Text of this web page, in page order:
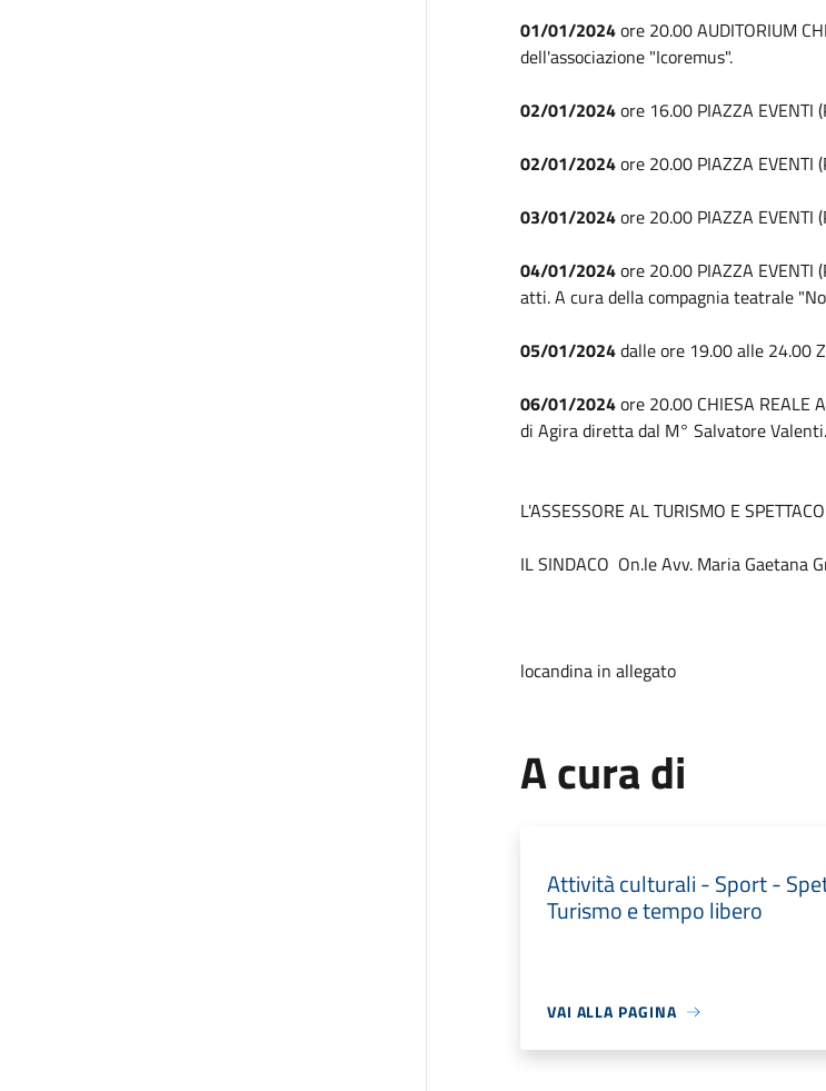
01/01/2024ore 20.00 AUDITORIUM
dell'associazione "Icoremus".
02/01/2024ore 16.00 PIAZZA EVENTI
02/01/2024ore 20.00 PIAZZA EVENTI
03/01/2024ore 20.00 PIAZZA EVENTI
04/01/2024ore 20.00 PIAZZA EVENTI
atti. A cura della compagnia teatrale
05/01/2024dalle ore 19.00 alle 24.00
06/01/2024ore 20.00 CHIESA REALE
di Agira diretta dal M° Salvatore Valenti.
L'ASSESSORE AL TURISMO E
IL SINDACO On.le Avv. Maria Gaetana
locandina in allegato
A cura di
Attività culturali - Sport -
Turismo e tempo libero
VAI ALLA PAGINA